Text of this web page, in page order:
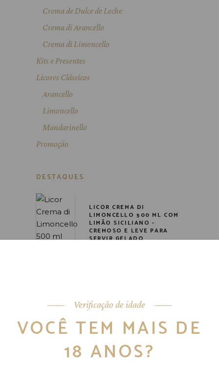
Verificação de idade
VOCÊ TEM MAIS DE
18 ANOS?
Crema de Dulce de Leche
Crema di Arancello
Crema di Limoncello
Kits e Presentes
Licores Clássicos
Arancello
Limoncello
Mandarinello
Promoção
DESTAQUES
LICOR CREMA DI
LIMONCELLO 500 ML COM
LIMÃO SICILIANO -
CREMOSO E LEVE PARA
SERVIR GELADO
LICOR CREMA AL CAFFÈ 180
ML FEITO COM CAFÉ